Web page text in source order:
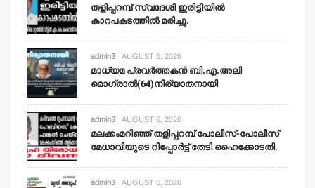
തളിപ്പറമ്പ് സ്വദേശി ഇരിട്ടിയില്‍
കാറപകടത്തില്‍ മരിച്ചു.
admin3 AUGUST 6, 2026
മാധ്യമ പ്രവര്‍ത്തകന്‍ ബി.എ.അലി
മൊഗ്രാല്‍(64)നിര്യാതനായി
admin3 AUGUST 6, 2026
മലക്കംമറിഞ്ഞ് തളിപ്പറമ്പ് പോലീസ്-പോലീസ്
മേധാവിയുടെ റിപ്പോര്‍ട്ട് തേടി ഹൈക്കോടതി.
admin3 AUGUST 6, 2026